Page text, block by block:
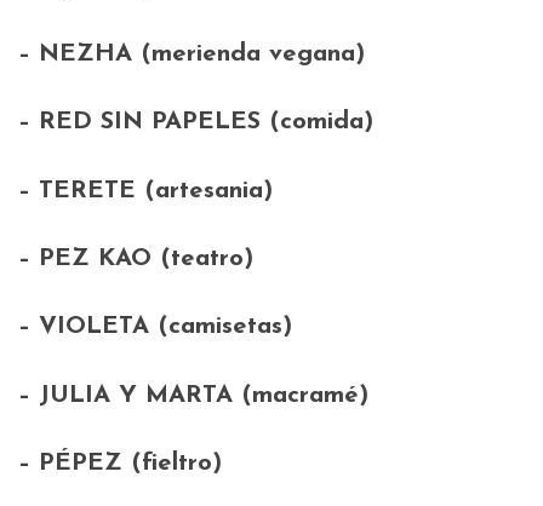
– NEZHA (merienda vegana)
– RED SIN PAPELES (comida)
– TERETE (artesania)
– PEZ KAO (teatro)
– VIOLETA (camisetas)
– JULIA Y MARTA (macramé)
– PÉPEZ (fieltro)